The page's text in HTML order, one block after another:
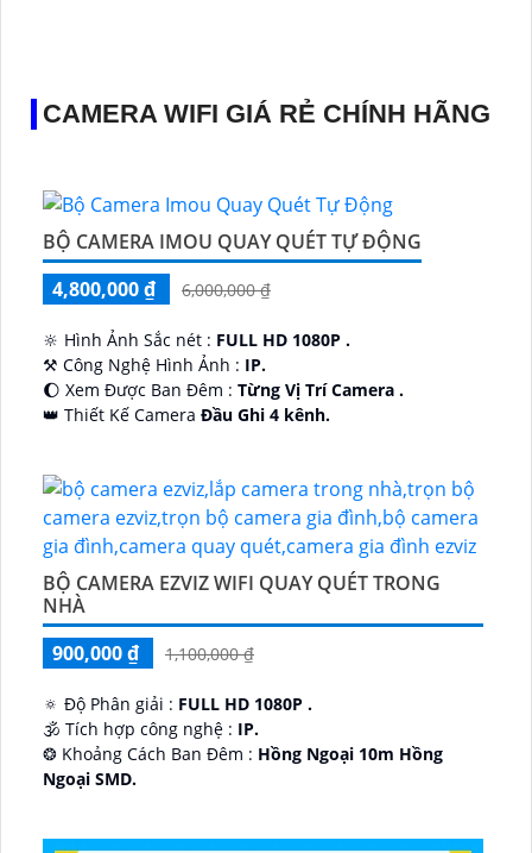
CAMERA WIFI GIÁ RẺ CHÍNH HÃNG
BỘ CAMERA IMOU QUAY QUÉT TỰ ĐỘNG
4,800,000 ₫
6,000,000 ₫
🔆 Hình Ảnh Sắc nét : FULL HD 1080P .
⚒ Công Nghệ Hình Ảnh : IP.
🌔 Xem Được Ban Đêm : Từng Vị Trí Camera .
👑 Thiết Kế Camera Đầu Ghi 4 kênh.
BỘ CAMERA EZVIZ WIFI QUAY QUÉT TRONG
NHÀ
900,000 ₫
1,100,000 ₫
🔅 Độ Phân giải : FULL HD 1080P .
🕉️ Tích hợp công nghệ : IP.
❂ Khoảng Cách Ban Đêm : Hồng Ngoại 10m Hồng
Ngoại SMD.